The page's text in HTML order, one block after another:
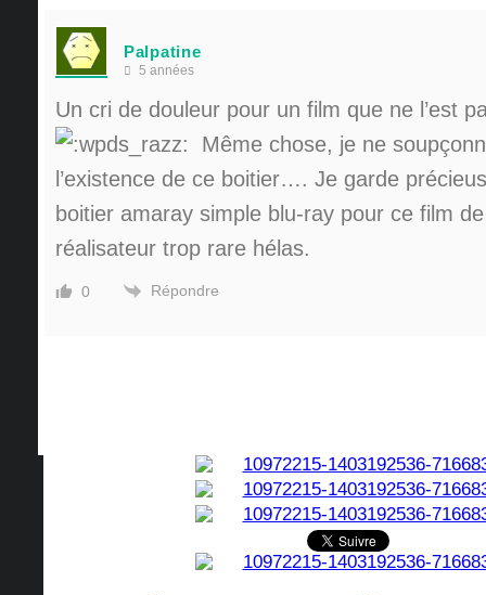
Palpatine
5 années
Un cri de douleur pour un film que ne l’est
Même chose, je ne
l’existence de ce boitier…. Je garde
boitier amaray simple blu-ray pour ce film
réalisateur trop rare hélas.
0 Répondre